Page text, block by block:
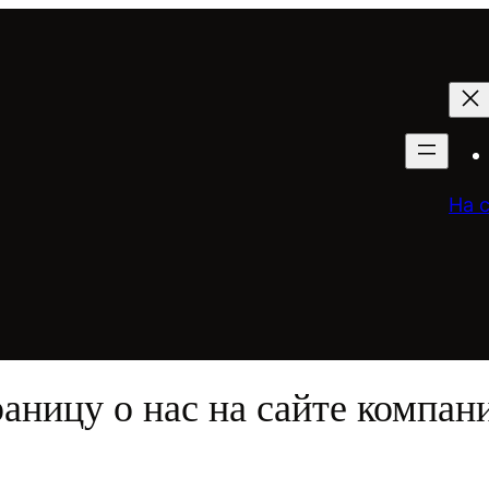
На
о нас на сайте